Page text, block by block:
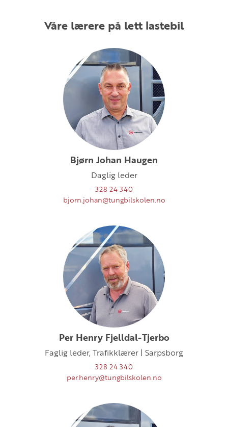
Våre lærere på lett lastebil
Bjørn Johan Haugen
Daglig leder
328 24 340
bjorn.johan@tungbilskolen.no
Per Henry Fjelldal-Tjerbo
Faglig leder, Trafikklærer | Sarpsborg
328 24 340
per.henry@tungbilskolen.no